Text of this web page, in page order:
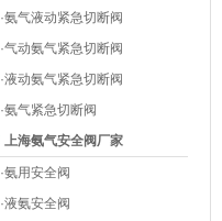
·氨气液动紧急切断阀
·气动氨气紧急切断阀
·液动氨气紧急切断阀
·氨气紧急切断阀
上海氨气安全阀厂家
·氨用安全阀
·液氨安全阀